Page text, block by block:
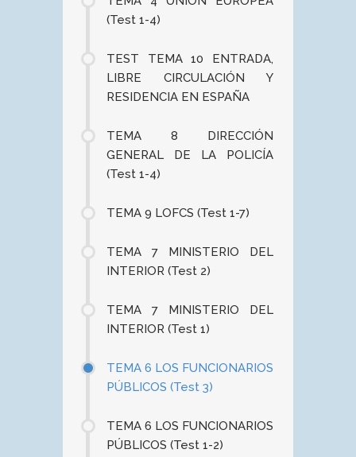
(Test 1-4)
TEST TEMA 10 ENTRADA,
LIBRE CIRCULACIÓN Y
RESIDENCIA EN ESPAÑA
TEMA 8 DIRECCIÓN
GENERAL DE LA POLICÍA
(Test 1-4)
TEMA 9 LOFCS (Test 1-7)
TEMA 7 MINISTERIO DEL
INTERIOR (Test 2)
TEMA 7 MINISTERIO DEL
INTERIOR (Test 1)
TEMA 6 LOS FUNCIONARIOS
PÚBLICOS (Test 3)
TEMA 6 LOS FUNCIONARIOS
PÚBLICOS (Test 1-2)